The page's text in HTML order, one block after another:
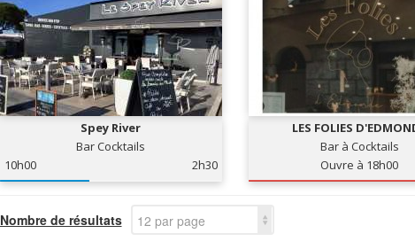
Spey River
Bar Cocktails
10h00
2h30
LES FOLIES
Bar à Cocktails
Ouvre à 18h00
Nombre de résultats 12 par page